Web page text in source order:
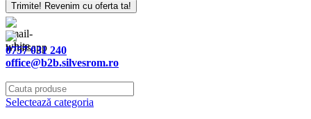
Trimite! Revenim cu oferta ta!
Business
Email
0757 031 240
office@b2b.silvesrom.ro
Selectează categoria